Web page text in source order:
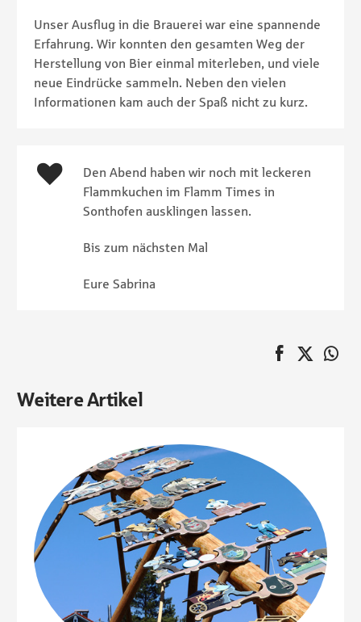
Unser Ausflug in die Brauerei war eine spannende
Erfahrung. Wir konnten den gesamten Weg der
Herstellung von Bier einmal miterleben, und viele
neue Eindrücke sammeln. Neben den vielen
Informationen kam auch der Spaß nicht zu kurz.
Den Abend haben wir noch mit leckeren
Flammkuchen im Flamm Times in
Sonthofen ausklingen lassen.
Bis zum nächsten Mal
Eure Sabrina
auf
Weitere Artikel